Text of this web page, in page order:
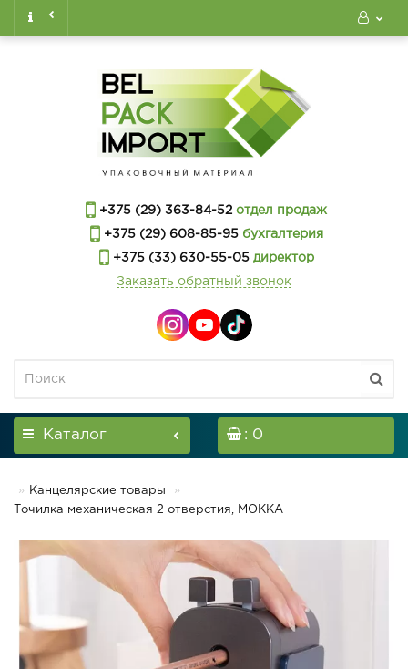
+375 (29) 363-84-52 отдел продаж
+375 (29) 608-85-95бухгалтерия
+375 (33) 630-55-05директор
Заказать обратный звонок
Каталог : 0
Канцелярские товары
Точилка механическая 2 отверстия, MOKKA